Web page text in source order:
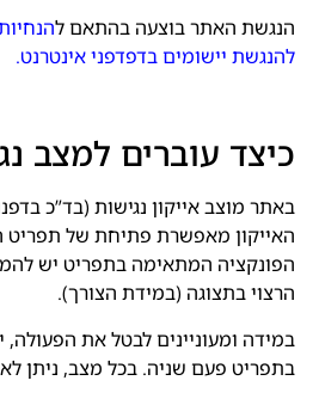
הנגשת האתר בוצעה בהתאם ל
להנגשת יישומיםבדפדפניאינטרנט.
כיצד עוברים למצב
באתר מוצב אייקון נגישות (בד”כ
האייקון מאפשרת פתיחת של תפריט
הפונקציה המתאימה בתפריט יש
הרצוי בתצוגה (במידת הצורך).
במידה ומעוניינים לבטל את הפעולה,
בתפריט פעם שניה. בכל מצב, ניתן